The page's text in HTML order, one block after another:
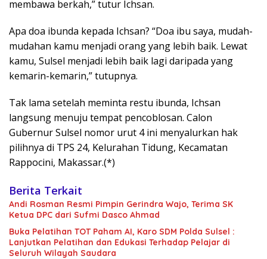
membawa berkah,” tutur Ichsan.
Apa doa ibunda kepada Ichsan? “Doa ibu saya, mudah-
mudahan kamu menjadi orang yang lebih baik. Lewat
kamu, Sulsel menjadi lebih baik lagi daripada yang
kemarin-kemarin,” tutupnya.
Tak lama setelah meminta restu ibunda, Ichsan
langsung menuju tempat pencoblosan. Calon
Gubernur Sulsel nomor urut 4 ini menyalurkan hak
pilihnya di TPS 24, Kelurahan Tidung, Kecamatan
Rappocini, Makassar.(*)
Berita Terkait
Andi Rosman Resmi Pimpin Gerindra Wajo, Terima SK
Ketua DPC dari Sufmi Dasco Ahmad
Buka Pelatihan TOT Paham AI, Karo SDM Polda Sulsel :
Lanjutkan Pelatihan dan Edukasi Terhadap Pelajar di
Seluruh Wilayah Saudara